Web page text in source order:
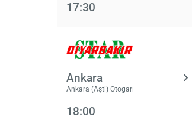
17:30
Ankara
Ankara (Aşti) Otogarı
18:00